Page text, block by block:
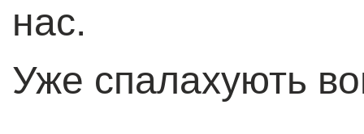
нас.
Уже спалахують